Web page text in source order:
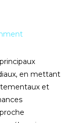
en mettant
et